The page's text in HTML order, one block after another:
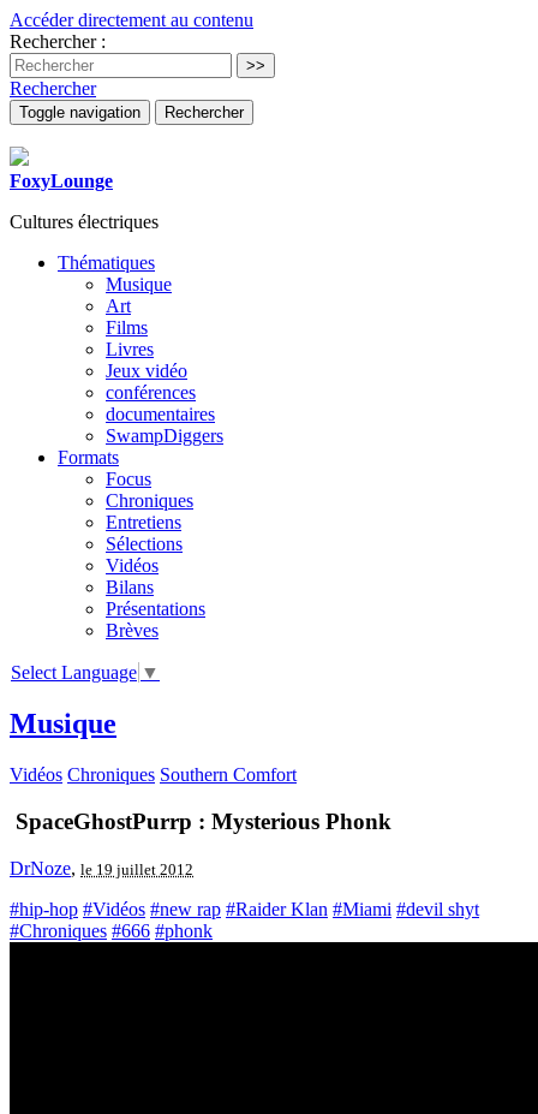
Accéder directement au contenu
Rechercher :
Rechercher
Toggle navigation Rechercher
FoxyLounge
Cultures électriques
Thématiques
Musique
Art
Films
Livres
Jeux vidéo
conférences
documentaires
SwampDiggers
Formats
Focus
Chroniques
Entretiens
Sélections
Vidéos
Bilans
Présentations
Brèves
Select Language ▼
Musique
Vidéos Chroniques Southern Comfort
SpaceGhostPurrp : Mysterious Phonk
DrNoze, le 19 juillet 2012
#hip-hop #Vidéos #new rap #Raider Klan #Miami #devil shyt
#Chroniques #666 #phonk